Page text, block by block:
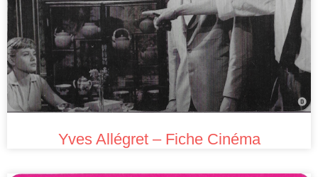
Yves Allégret – Fiche Cinéma